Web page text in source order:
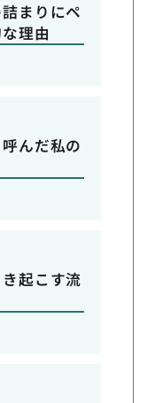
まりにペ
理由
んだ私の
起こす流